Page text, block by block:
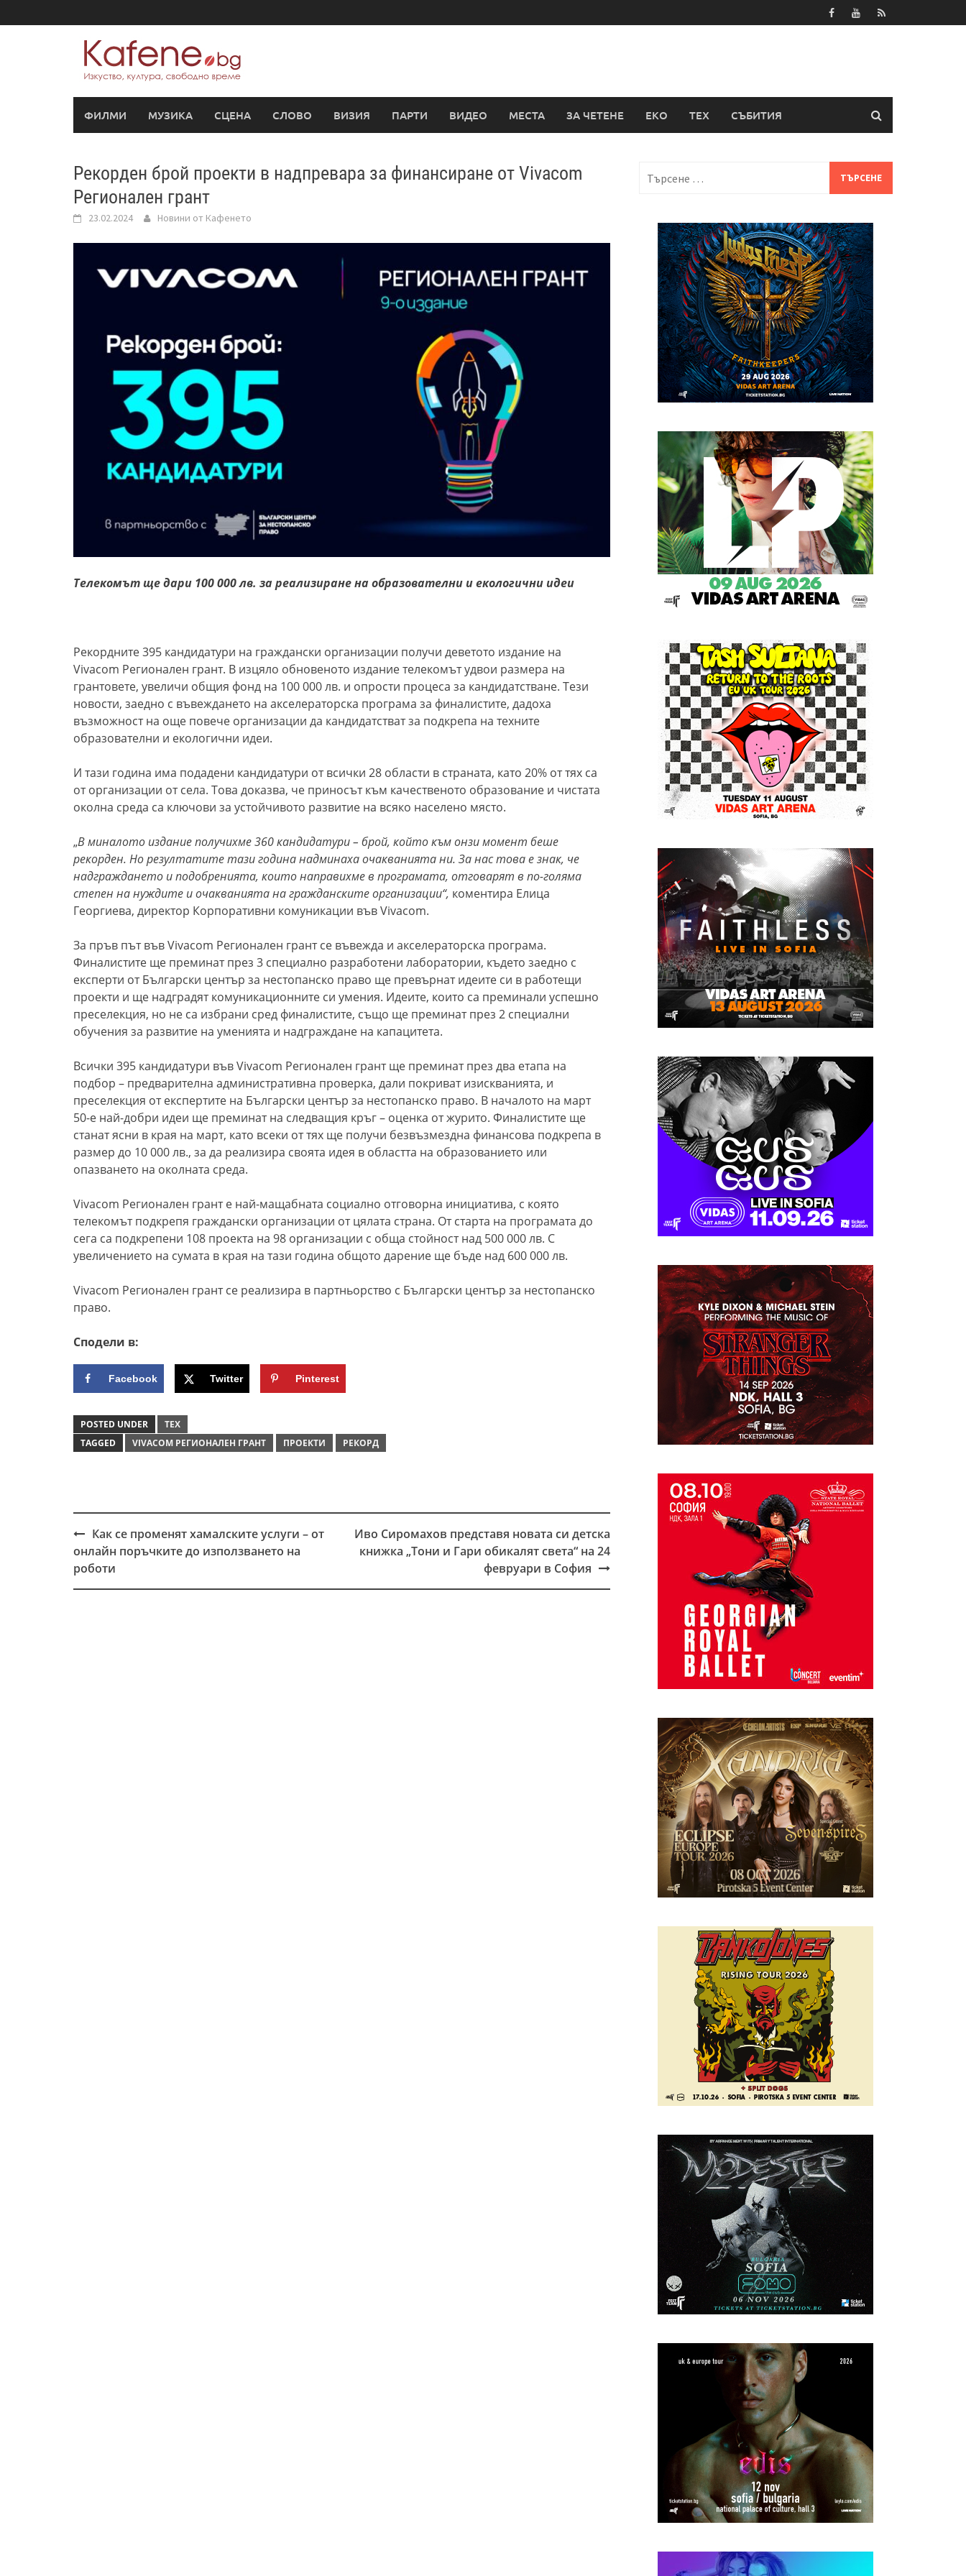
to
ФИЛМИ МУЗИКА СЦЕНА СЛОВО ВИЗИЯ ПАРТИ ВИДЕО МЕСТА ЗА ЧЕТЕНЕ ЕКО ТЕХ СЪБИТИЯ
Рекорден брой проекти в надпревара за финансиране от Vivacom
Регионален грант
23.02.2024 Новини от Кафенето
Телекомът ще дари 100 000 лв. за реализиране на образователни и екологични идеи
Рекордните 395 кандидатури на граждански организации получи деветото издание на
Vivacom Регионален грант. В изцяло обновеното издание телекомът удвои размера на
грантовете, увеличи общия фонд на 100 000 лв. и опрости процеса за кандидатстване. Тези
новости, заедно с въвеждането на акселераторска програма за финалистите, дадоха
възможност на още повече организации да кандидатстват за подкрепа на техните
образователни и екологични идеи.
И тази година има подадени кандидатури от всички 28 области в страната, като 20% от тях са
от организации от села. Това доказва, че приносът към качественото образование и чистата
околна среда са ключови за устойчивото развитие на всяко населено място.
„В миналото издание получихме 360 кандидатури – брой, който към онзи момент беше
рекорден. Но резултатите тази година надминаха очакванията ни. За нас това е знак, че
надграждането и подобренията, които направихме в програмата, отговарят в по-голяма
степен на нуждите и очакванията на гражданските организации“, коментира Елица
Георгиева, директор Корпоративни комуникации във Vivacom.
За пръв път във Vivacom Регионален грант се въвежда и акселераторска програма.
Финалистите ще преминат през 3 специално разработени лаборатории, където заедно с
експерти от Български център за нестопанско право ще превърнат идеите си в работещи
проекти и ще надградят комуникационните си умения. Идеите, които са преминали успешно
преселекция, но не са избрани сред финалистите, също ще преминат през 2 специални
обучения за развитие на уменията и надграждане на капацитета.
Всички 395 кандидатури във Vivacom Регионален грант ще преминат през два етапа на
подбор – предварителна административна проверка, дали покриват изискванията, и
преселекция от експертите на Български център за нестопанско право. В началото на март
50-е най-добри идеи ще преминат на следващия кръг – оценка от журито. Финалистите ще
станат ясни в края на март, като всеки от тях ще получи безвъзмездна финансова подкрепа в
размер до 10 000 лв., за да реализира своята идея в областта на образованието или
опазването на околната среда.
Vivacom Регионален грант е най-мащабната социално отговорна инициатива, с която
телекомът подкрепя граждански организации от цялата страна. От старта на програмата до
сега са подкрепени 108 проекта на 98 организации с обща стойност над 500 000 лв. С
увеличението на сумата в края на тази година общото дарение ще бъде над 600 000 лв.
Vivacom Регионален грант се реализира в партньорство с Български център за нестопанско
право.
Сподели в:
Facebook Twitter Pinterest
POSTED UNDER
ТЕХ
TAGGED
VIVACOM РЕГИОНАЛЕН ГРАНТ ПРОЕКТИ РЕКОРД
Post
navigation
Как се променят хамалските услуги – от
онлайн поръчките до използването на
роботи
Иво Сиромахов представя новата си детска
книжка „Тони и Гари обикалят света“ на 24
февруари в София
за: